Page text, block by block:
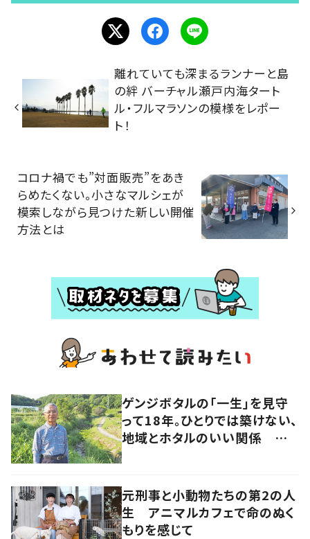
離れていても深まるランナーと島
の絆 バーチャル瀬戸内海タート
ル・フルマラソンの模様をレポー
ト！
コロナ禍でも”対面販売”をあき
らめたくない。小さなマルシェが
模索しながら見つけた新しい開催
方法とは
ゲンジボタルの「一生」を見守
って18年。ひとりでは築けない、
地域とホタルのいい関係 岡
元刑事と小動物たちの第2の人
生 アニマルカフェで命のぬく
もりを感じて